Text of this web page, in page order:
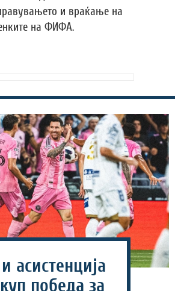
и враќање на
на ФИФА.
асистенција
победа за